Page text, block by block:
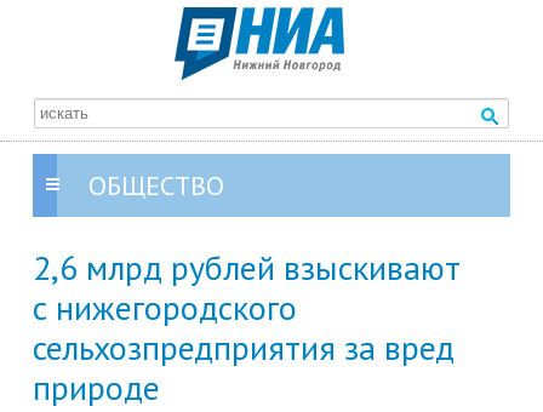
ОБЩЕСТВО
2,6 млрд рублей взыскивают
с нижегородского
сельхозпредприятия за вред
природе